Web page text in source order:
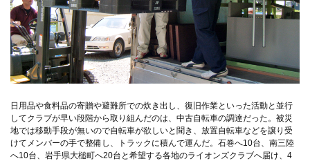
日用品や食料品の寄贈や避難所での炊き出し、復旧作業といった活動と並行
してクラブが早い段階から取り組んだのは、中古自転車の調達だった。被災
地では移動手段が無いので自転車が欲しいと聞き、放置自転車などを譲り受
けてメンバーの手で整備し、トラックに積んで運んだ。石巻へ10台、南三陸
へ10台、岩手県大槌町へ20台と希望する各地のライオンズクラブへ届け、4